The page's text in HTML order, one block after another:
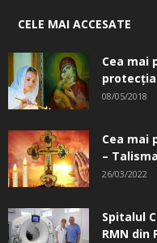
CELE MAI ACCESATE
Cea mai
08/05/2018
Cea mai
–
26/03/2022
Spitalul
RMN din